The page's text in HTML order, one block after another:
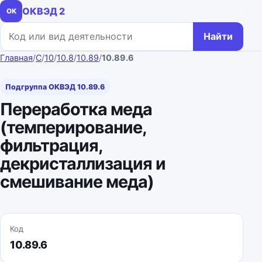
ОК
ОКВЭД 2
Поиск по коду или названию
Найти
Главная/C/10/10.8/10.89/10.89.6
Подгруппа ОКВЭД 10.89.6
Переработка меда
(темперирование,
фильтрация,
декристаллизация и
смешивание меда)
Код
10.89.6